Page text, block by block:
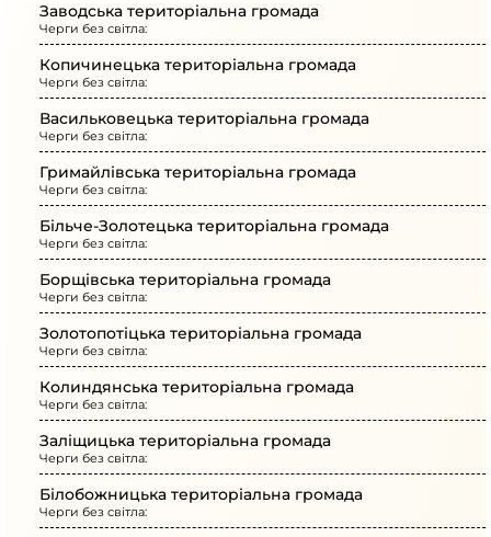
Заводська територіальна громада
Черги без світла:
Копичинецька територіальна громада
Черги без світла:
Васильковецька територіальна громада
Черги без світла:
Гримайлівська територіальна громада
Черги без світла:
Більче-Золотецька територіальна громада
Черги без світла:
Борщівська територіальна громада
Черги без світла:
Золотопотіцька територіальна громада
Черги без світла:
Колиндянська територіальна громада
Черги без світла:
Заліщицька територіальна громада
Черги без світла:
Білобожницька територіальна громада
Черги без світла: